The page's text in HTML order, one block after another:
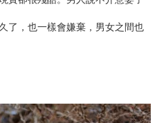
了，也一樣會嫌棄，男女之間也